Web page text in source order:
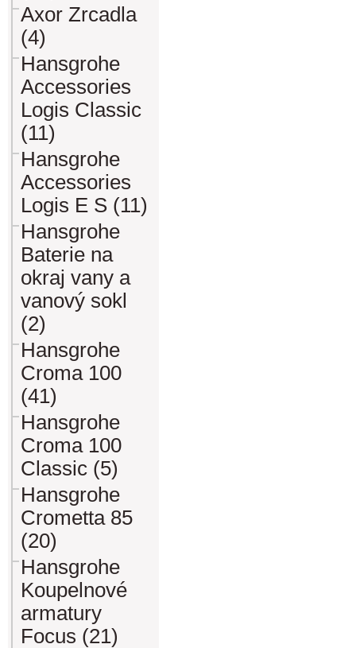
Axor Zrcadla
(4)
Hansgrohe
Accessories
Logis Classic
(11)
Hansgrohe
Accessories
Logis E S (11)
Hansgrohe
Baterie na
okraj vany a
vanový sokl
(2)
Hansgrohe
Croma 100
(41)
Hansgrohe
Croma 100
Classic (5)
Hansgrohe
Crometta 85
(20)
Hansgrohe
Koupelnové
armatury
Focus (21)